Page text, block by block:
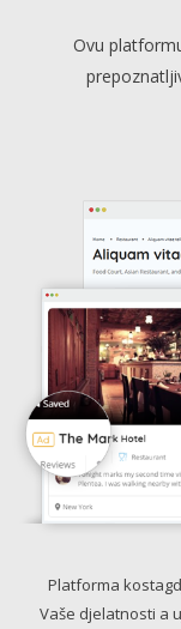
Ovu
Platforma
Vaše djelatnosti a